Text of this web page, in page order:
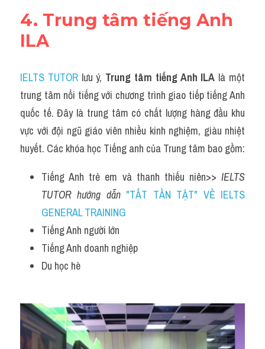
4. Trung tâm tiếng Anh
ILA
IELTS TUTOR lưu ý, Trung tâm tiếng Anh ILA là một
trung tâm nổi tiếng với chương trình giao tiếp tiếng Anh
quốc tế. Đây là trung tâm có chất lượng hàng đầu khu
vực với đội ngũ giáo viên nhiều kinh nghiệm, giàu nhiệt
huyết. Các khóa học Tiếng anh của Trung tâm bao gồm:
Tiếng Anh trẻ em và thanh thiếu niên>> IELTS
TUTOR hướng dẫn "TẤT TẦN TẬT" VỀ IELTS
GENERAL TRAINING
Tiếng Anh người lớn
Tiếng Anh doanh nghiệp
Du học hè